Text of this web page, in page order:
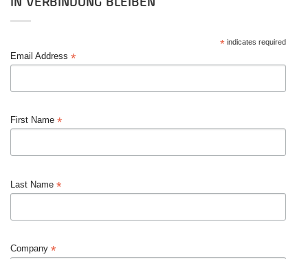
IN VERBINDUNG BLEIBEN
* indicates required
Email Address *
First Name *
Last Name *
Company *